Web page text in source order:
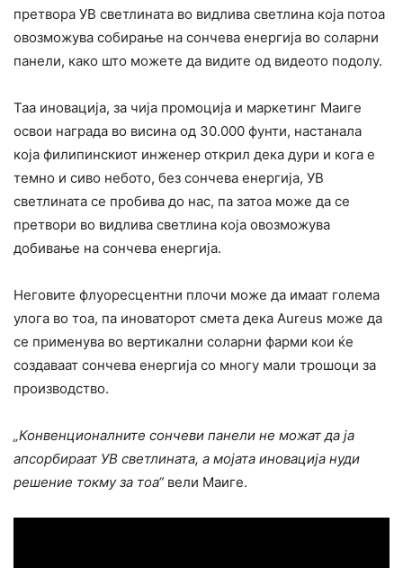
претвора УВ светлината во видлива светлина која потоа
овозможува собирање на сончева енергија во соларни
панели, како што можете да видите од видеото подолу.
Таа иновација, за чија промоција и маркетинг Маиге
освои награда во висина од 30.000 фунти, настанала
која филипинскиот инженер открил дека дури и кога е
темно и сиво небото, без сончева енергија, УВ
светлината се пробива до нас, па затоа може да се
претвори во видлива светлина која овозможува
добивање на сончева енергија.
Неговите флуоресцентни плочи може да имаат голема
улога во тоа, па иноваторот смета дека Aureus може да
се применува во вертикални соларни фарми кои ќе
создаваат сончева енергија со многу мали трошоци за
производство.
„Конвенционалните сончеви панели не можат да ја
апсорбираат УВ светлината, а мојата иновација нуди
решение токму за тоа“вели Маиге.